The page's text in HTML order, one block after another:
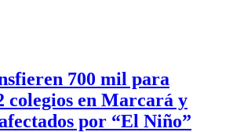
700 mil para
colegios en Marcará y
por “El Niño”